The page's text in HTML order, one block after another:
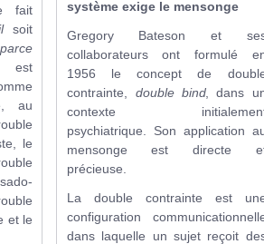
fait
soit
parce
est
au
le
et le
système exige le mensonge
Gregory Bateson et
collaborateurs ont formulé
1956 le concept de
contrainte, double bind, dans
contexte
psychiatrique. Son application
mensonge est directe
précieuse.
La double contrainte est
configuration
dans laquelle un sujet reçoit